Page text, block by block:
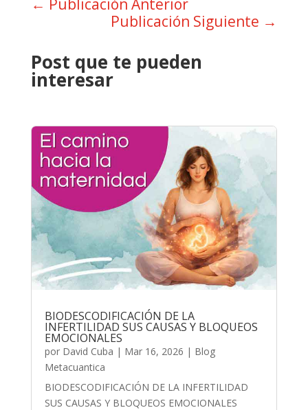
← Publicación Anterior
Publicación Siguiente →
Post que te pueden
interesar
BIODESCODIFICACIÓN DE LA
INFERTILIDAD SUS CAUSAS Y BLOQUEOS
EMOCIONALES
por David Cuba | Mar 16, 2026 | Blog
Metacuantica
BIODESCODIFICACIÓN DE LA INFERTILIDAD
SUS CAUSAS Y BLOQUEOS EMOCIONALES